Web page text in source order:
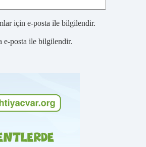
için e-posta ile bilgilendir.
e-posta ile bilgilendir.